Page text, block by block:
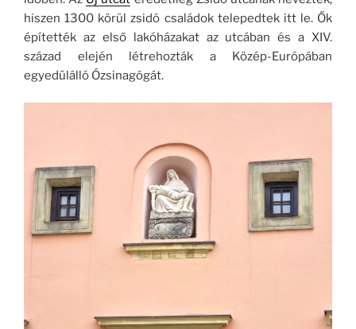
hiszen 1300 körül zsidó családok telepedtek itt le. Ők
építették az első lakóházakat az utcában és a XIV.
század elején létrehozták a Közép-Európában
egyedülálló Ózsinagógát.